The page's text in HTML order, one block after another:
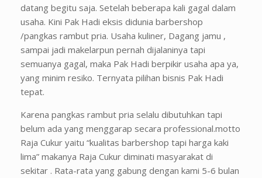
datang begitu saja. Setelah beberapa kali gagal dalam
usaha. Kini Pak Hadi eksis didunia barbershop
/pangkas rambut pria. Usaha kuliner, Dagang jamu ,
sampai jadi makelarpun pernah dijalaninya tapi
semuanya gagal, maka Pak Hadi berpikir usaha apa ya,
yang minim resiko. Ternyata pilihan bisnis Pak Hadi
tepat.
Karena pangkas rambut pria selalu dibutuhkan tapi
belum ada yang menggarap secara professional.motto
Raja Cukur yaitu “kualitas barbershop tapi harga kaki
lima” makanya Raja Cukur diminati masyarakat di
sekitar . Rata-rata yang gabung dengan kami 5-6 bulan